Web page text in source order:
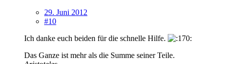
29. Juni 2012
#10
Ich danke euch beiden für die schnelle Hilfe.
Das Ganze ist mehr als die Summe seiner Teile.